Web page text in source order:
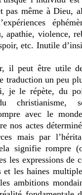
pas même à Dieu,
apathie, violence,
etc. Inutile
il peut être utile
traduction un peu
je le répète, du
christianisme,
avec le
nos actes
mais par
signifie rompre
les expressions de
et les haines
ambitions